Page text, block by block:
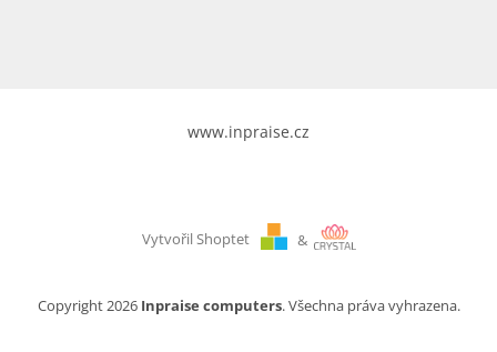
www.inpraise.cz
Vytvořil Shoptet &
Copyright 2026 Inpraise computers. Všechna práva vyhrazena.